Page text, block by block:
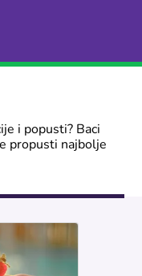
i popusti? Baci
propusti najbolje